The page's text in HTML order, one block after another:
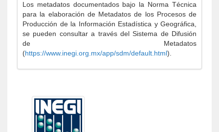
Los metadatos documentados bajo la Norma Técnica
para la elaboración de Metadatos de los Procesos de
Producción de la Información Estadística y Geográfica,
se pueden consultar a través del Sistema de Difusión
de Metadatos
(https://www.inegi.org.mx/app/sdm/default.html).